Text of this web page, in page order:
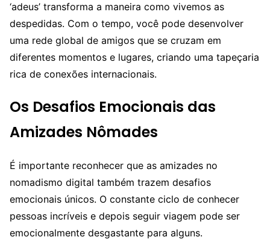
‘adeus’ transforma a maneira como vivemos as
despedidas. Com o tempo, você pode desenvolver
uma rede global de amigos que se cruzam em
diferentes momentos e lugares, criando uma tapeçaria
rica de conexões internacionais.
Os Desafios Emocionais das
Amizades Nômades
É importante reconhecer que as amizades no
nomadismo digital também trazem desafios
emocionais únicos. O constante ciclo de conhecer
pessoas incríveis e depois seguir viagem pode ser
emocionalmente desgastante para alguns.